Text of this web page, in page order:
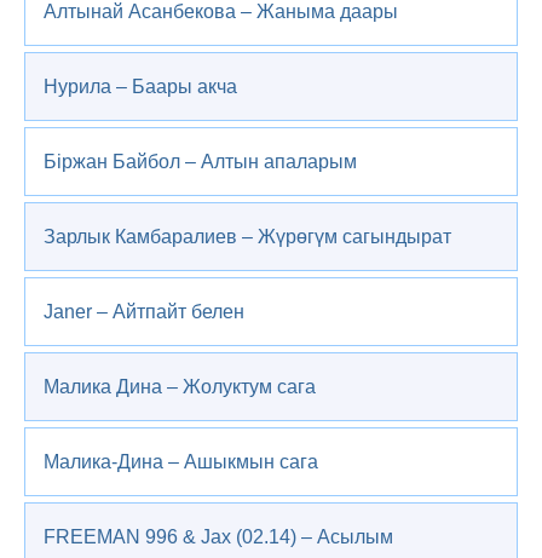
Алтынай Асанбекова – Жаныма даары
Нурила – Баары акча
Біржан Байбол – Алтын апаларым
Зарлык Камбаралиев – Жүрөгүм сагындырат
Janer – Айтпайт белен
Малика Дина – Жолуктум сага
Малика-Дина – Ашыкмын сага
FREEMAN 996 & Jax (02.14) – Асылым